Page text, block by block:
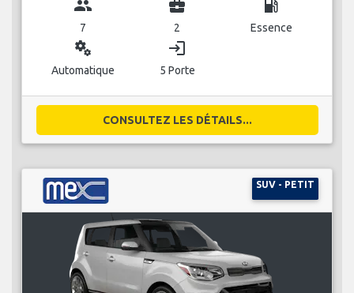
group
7
business_center
2
local_gas_station
Essence
miscellaneous_services
Automatique
login
5 Porte
CONSULTEZ LES DÉTAILS...
SUV - PETIT